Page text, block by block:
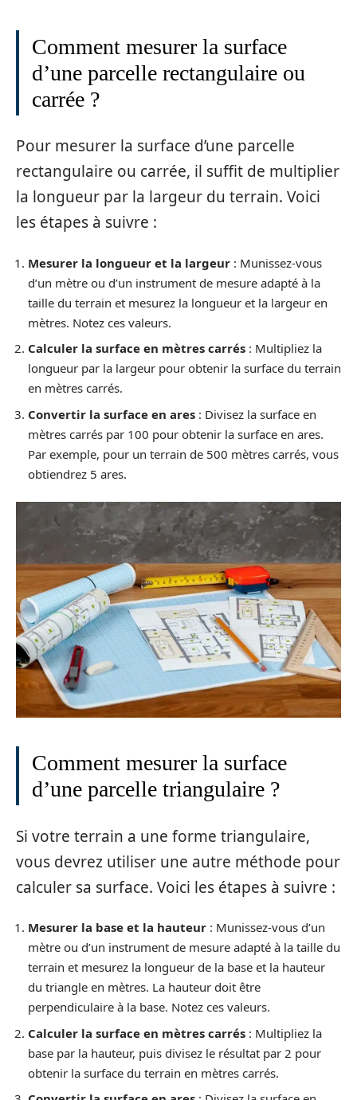
Comment mesurer la surface
d’une parcelle rectangulaire ou
carrée ?
Pour mesurer la surface d’une parcelle
rectangulaire ou carrée, il suffit de multiplier
la longueur par la largeur du terrain. Voici
les étapes à suivre :
Mesurer la longueur et la largeur : Munissez-vous
d’un mètre ou d’un instrument de mesure adapté à la
taille du terrain et mesurez la longueur et la largeur en
mètres. Notez ces valeurs.
Calculer la surface en mètres carrés : Multipliez la
longueur par la largeur pour obtenir la surface du terrain
en mètres carrés.
Convertir la surface en ares : Divisez la surface en
mètres carrés par 100 pour obtenir la surface en ares.
Par exemple, pour un terrain de 500 mètres carrés, vous
obtiendrez 5 ares.
Comment mesurer la surface
d’une parcelle triangulaire ?
Si votre terrain a une forme triangulaire,
vous devrez utiliser une autre méthode pour
calculer sa surface. Voici les étapes à suivre :
Mesurer la base et la hauteur : Munissez-vous d’un
mètre ou d’un instrument de mesure adapté à la taille du
terrain et mesurez la longueur de la base et la hauteur
du triangle en mètres. La hauteur doit être
perpendiculaire à la base. Notez ces valeurs.
Calculer la surface en mètres carrés : Multipliez la
base par la hauteur, puis divisez le résultat par 2 pour
obtenir la surface du terrain en mètres carrés.